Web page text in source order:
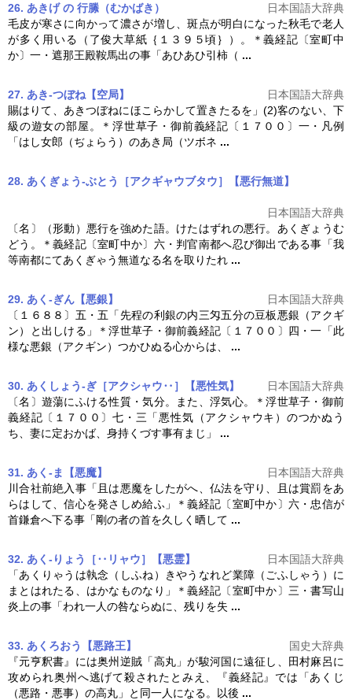
26. あきげ の 行縢（むかばき）
日本国語大辞典
毛皮が寒さに向かって濃さが増し、斑点が明白になった秋毛で老人
が多く用いる（了俊大草紙｛１３９５頃｝）。＊義経記 〔室町中
か〕一・遮那王殿鞍馬出の事「あひあひ引柿（ ...
27. あき‐つぼね【空局】
日本国語大辞典
賜はりて、あきつぼねにほこらかして置きたるを」(2)客のない、下
級の遊女の部屋。＊浮世草子・御前義経記 〔１７００〕一・凡例
「はし女郎（ぢょらう）のあき局（ツボネ ...
28. あくぎょう‐ぶとう［アクギャウブタウ］【悪行無道】
日本国語大辞典
〔名〕（形動）悪行を強めた語。けたはずれの悪行。あくぎょうむ
どう。＊義経記〔室町中か〕六・判官南都へ忍び御出である事「我
等南都にてあくぎゃう無道なる名を取りたれ ...
29. あく‐ぎん【悪銀】
日本国語大辞典
〔１６８８〕五・五「先程の利銀の内三匁五分の豆板悪銀（アクギ
ン）と出しける」＊浮世草子・御前義経記 〔１７００〕四・一「此
様な悪銀（アクギン）つかひぬる心からは、 ...
30. あくしょう‐ぎ［アクシャウ‥］【悪性気】
日本国語大辞典
〔名〕遊蕩にふける性質・気分。また、浮気心。＊浮世草子・御前
義経記 〔１７００〕七・三「悪性気（アクシャウキ）のつかぬう
ち、妻に定おかば、身持くづす事有まじ」 ...
31. あく‐ま【悪魔】
日本国語大辞典
川合社前絶入事「且は悪魔をしたがへ、仏法を守り、且は賞罰をあ
らはして、信心を発さしめ給ふ」＊義経記 〔室町中か〕六・忠信が
首鎌倉へ下る事「剛の者の首を久しく晒して ...
32. あく‐りょう［‥リャウ］【悪霊】
日本国語大辞典
「あくりゃうは執念（しふね）きやうなれど業障（ごふしゃう）に
まとはれたる、はかなものなり」＊義経記 〔室町中か〕三・書写山
炎上の事「われ一人の咎ならぬに、残りを失 ...
33. あくろおう【悪路王】
国史大辞典
『元亨釈書』には奥州逆賊「高丸」が駿河国に遠征し、田村麻呂に
攻められ奥州へ逃げて殺されたとみえ、『義経記』では「あくじ
（悪路・悪事）の高丸」と同一人になる。以後 ...